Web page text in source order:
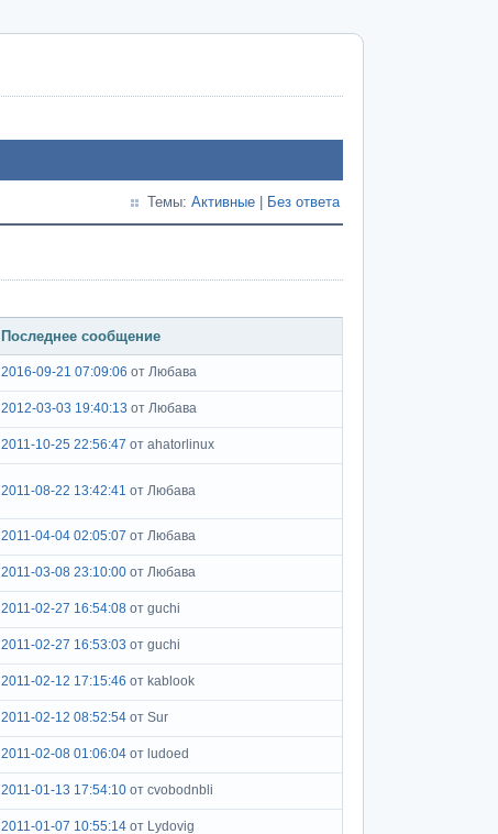
Темы: Активные Без ответа
Последнее сообщение
2016-09-21 07:09:06 от Любава
2012-03-03 19:40:13 от Любава
2011-10-25 22:56:47 от ahatorlinux
2011-08-22 13:42:41 от Любава
2011-04-04 02:05:07 от Любава
2011-03-08 23:10:00 от Любава
2011-02-27 16:54:08 от guchi
2011-02-27 16:53:03 от guchi
2011-02-12 17:15:46 от kablook
2011-02-12 08:52:54 от Sur
2011-02-08 01:06:04 от ludoed
2011-01-13 17:54:10 от cvobodnbli
2011-01-07 10:55:14 от Lydovig